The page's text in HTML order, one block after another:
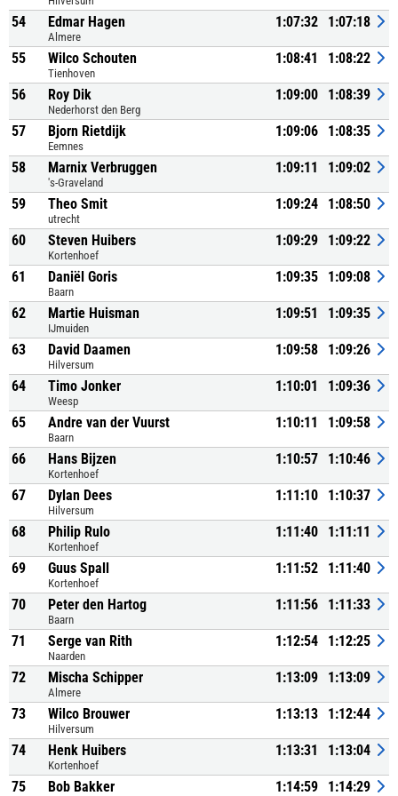
54 Edmar Hagen
Almere
1:07:32 1:07:18
55 Wilco Schouten
Tienhoven
1:08:41 1:08:22
56 Roy Dik
Nederhorst den Berg
1:09:00 1:08:39
57 Bjorn Rietdijk
Eemnes
1:09:06 1:08:35
58 Marnix Verbruggen
's-Graveland
1:09:11 1:09:02
59 Theo Smit
utrecht
1:09:24 1:08:50
60 Steven Huibers
Kortenhoef
1:09:29 1:09:22
61 Daniël Goris
Baarn
1:09:35 1:09:08
62 Martie Huisman
IJmuiden
1:09:51 1:09:35
63 David Daamen
Hilversum
1:09:58 1:09:26
64 Timo Jonker
Weesp
1:10:01 1:09:36
65 Andre van der Vuurst
Baarn
1:10:11 1:09:58
66 Hans Bijzen
Kortenhoef
1:10:57 1:10:46
67 Dylan Dees
Hilversum
1:11:10 1:10:37
68 Philip Rulo
Kortenhoef
1:11:40 1:11:11
69 Guus Spall
Kortenhoef
1:11:52 1:11:40
70 Peter den Hartog
Baarn
1:11:56 1:11:33
71 Serge van Rith
Naarden
1:12:54 1:12:25
72 Mischa Schipper
Almere
1:13:09 1:13:09
73 Wilco Brouwer
Hilversum
1:13:13 1:12:44
74 Henk Huibers
Kortenhoef
1:13:31 1:13:04
75 Bob Bakker 1:14:59 1:14:29